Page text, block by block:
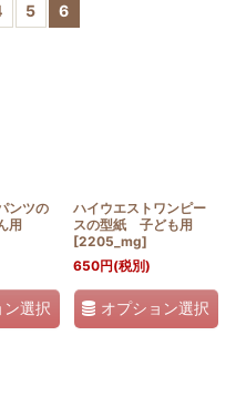
5 6
ンツの
用
ン選択
ハイウエストワンピー
スの型紙 子ども用
[2205_mg]
650円(税別)
オプション選択